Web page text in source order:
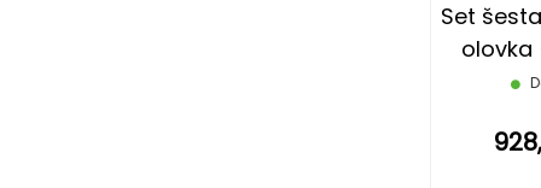
Set
olovka